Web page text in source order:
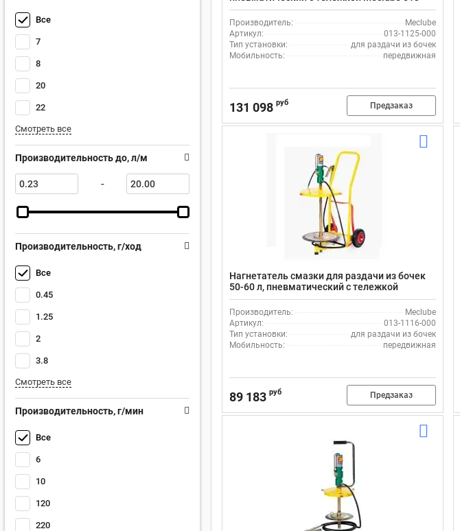
Все
7
8
20
22
Смотреть все
Производительность до, л/м
-
Производительность, г/ход
Все
0.45
1.25
2
3.8
Смотреть все
Производительность, г/мин
Все
6
10
120
220
1125-000
Производитель:
Meclube
Артикул:
013-1125-000
Тип установки:
для раздачи из бочек
Мобильность:
передвижная
131 098 руб Предзаказ
Нагнетатель смазки для раздачи из бочек
50-60 л, пневматический с тележкой
Meclube 013-1116-000
Производитель:
Meclube
Артикул:
013-1116-000
Тип установки:
для раздачи из бочек
Мобильность:
передвижная
89 183 руб Предзаказ